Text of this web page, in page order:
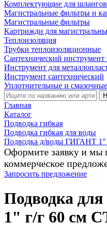
Комплектующие для шлангов
Магистральные фильтры и
Магистральные фильтры
Картрижди для
Теплоизоляция
Трубки теплоизоляционные
Сантехнический
Инструмент для
Инструмент сантехнический
Уплотнительные и
Главная
Каталог
Подводка гибкая
Подводка гибкая для воды
Подводка д/воды ГИГАНТ
Оформите заявку и мы
коммерческое
Запросить предложение
Подводка
1" г/г 60 см